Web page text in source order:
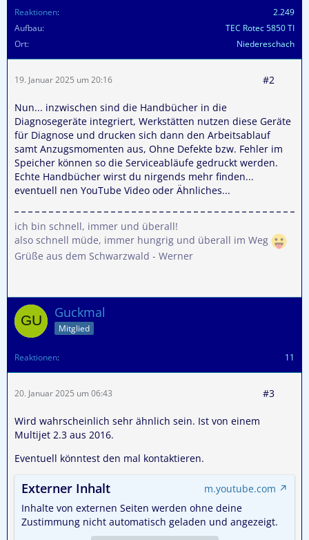
Reaktionen
2.249
Aufbau
TEC Rotec 5850 TI
Ort
Niedereschach
19. Januar 2025 um 20:16 #2
Nun... inzwischen sind die Handbücher in die
Diagnosegeräte integriert, Werkstätten nutzen diese Geräte
für Diagnose und drucken sich dann den Arbeitsablauf
samt Anzugsmomenten aus, Ohne Defekte bzw. Fehler im
Speicher können so die Serviceabläufe gedruckt werden.
Echte Handbücher wirst du nirgends mehr finden...
eventuell nen YouTube Video oder Ähnliches...
ich bin schnell, immer und überall!
also schnell müde, immer hungrig und überall im Weg
Grüße aus dem Schwarzwald - Werner
Guckmal
Mitglied
Reaktionen 11
20. Januar 2025 um 06:43 #3
Wird wahrscheinlich sehr ähnlich sein. Ist von einem
Multijet 2.3 aus 2016.
Eventuell könntest den mal kontaktieren.
Externer Inhalt
m.youtube.com
Inhalte von externen Seiten werden ohne deine
Zustimmung nicht automatisch geladen und angezeigt.